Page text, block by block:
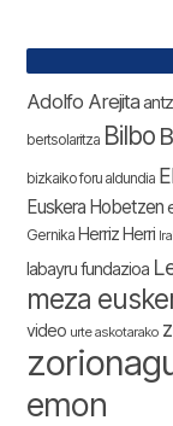
Adolfo Arejita
bertsolaritza Bilbo
bizkaiko foru aldundia
Euskera Hobetzen
Gernika Herriz Herri
labayru fundazioa
meza
video urte askotarako
emon